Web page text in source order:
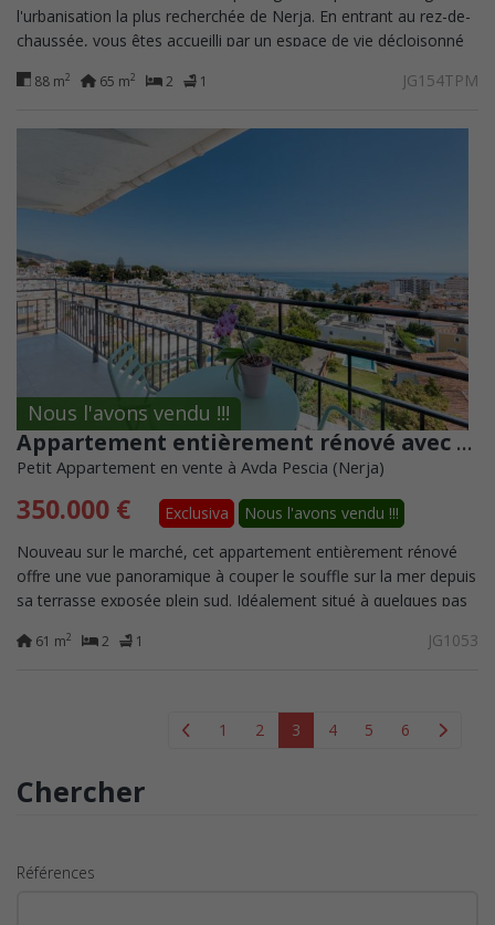
l'urbanisation la plus recherchée de Nerja. En entrant au rez-de-
chaussée, vous êtes accueilli par un espace de vie décloisonné
88 m2 65 m2 2 1 JG154TPM
Nous l'avons vendu !!!
Appartement entièrement rénové avec vue imprenable sur la mer
Petit Appartement en vente à Avda Pescia (Nerja)
350.000 € Exclusiva
Nous l'avons vendu !!!
Nouveau sur le marché, cet appartement entièrement rénové
offre une vue panoramique à couper le souffle sur la mer depuis
sa terrasse exposée plein sud. Idéalement situé à quelques pas
61 m2 2 1 JG1053
1 2 3 4 5 6
Chercher
Références